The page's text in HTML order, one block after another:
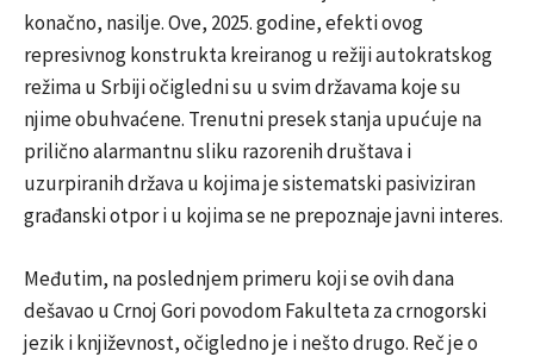
konačno, nasilje. Ove, 2025. godine, efekti ovog
represivnog konstrukta kreiranog u režiji autokratskog
režima u Srbiji očigledni su u svim državama koje su
njime obuhvaćene. Trenutni presek stanja upućuje na
prilično alarmantnu sliku razorenih društava i
uzurpiranih država u kojima je sistematski pasiviziran
građanski otpor i u kojima se ne prepoznaje javni interes.
Međutim, na poslednjem primeru koji se ovih dana
dešavao u Crnoj Gori povodom Fakulteta za crnogorski
jezik i književnost, očigledno je i nešto drugo. Reč je o